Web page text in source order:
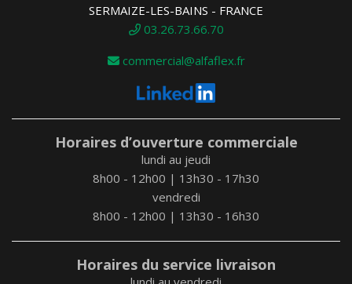
SERMAIZE-LES-BAINS - FRANCE
03.26.73.66.70
commercial@alfaflex.fr
Horaires d’ouverture commerciale
lundi au jeudi
8h00 - 12h00 | 13h30 - 17h30
vendredi
8h00 - 12h00 | 13h30 - 16h30
Horaires du service livraison